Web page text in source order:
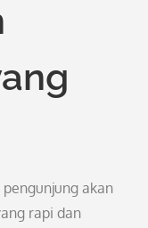
akan
rapi dan